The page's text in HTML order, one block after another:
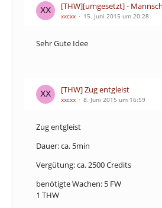
[THW][umgesetzt] -
xxcxx 15. Juni 2015 um 20:28
Sehr Gute Idee
[THW] Zug entgleist
xxcxx 8. Juni 2015 um 16:59
Zug entgleist
Dauer: ca. 5min
Vergütung: ca. 2500 Credits
benötigte Wachen: 5 FW
1 THW